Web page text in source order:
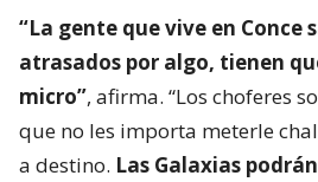
“La gente que vive en Conce
atrasados por algo, tienen
micro”, afirma. “Los choferes
que no les importa meterle
a destino. Las Galaxias